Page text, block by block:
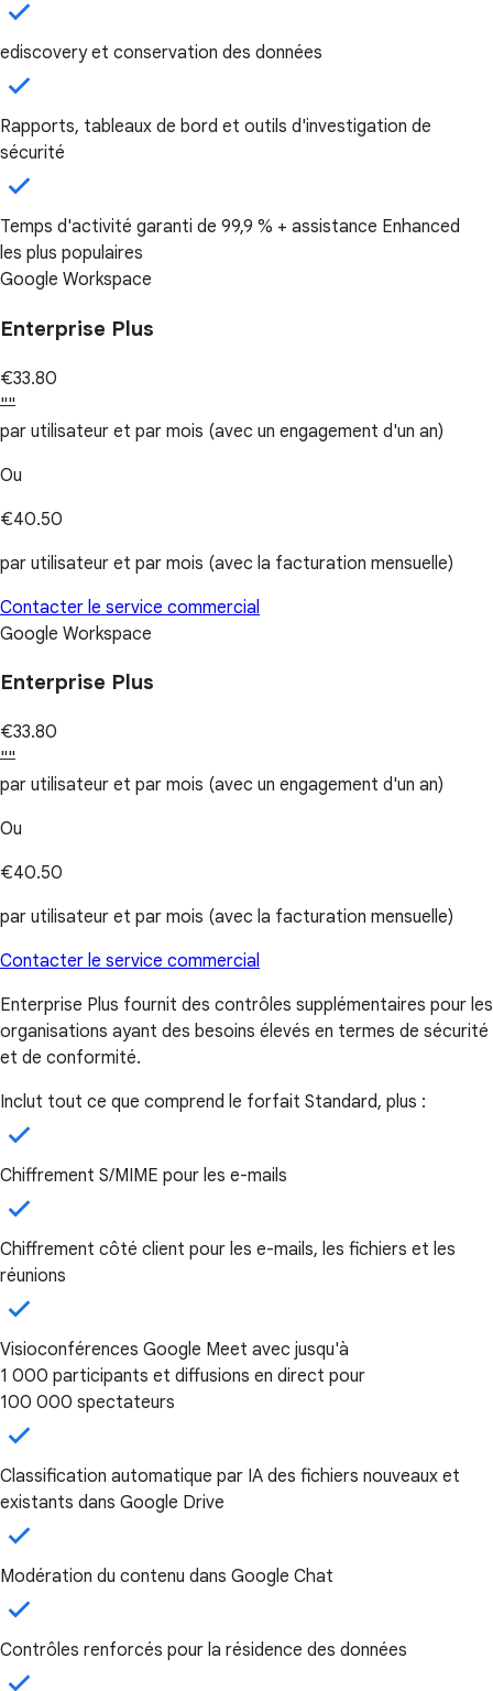
ediscovery et conservation des données
Rapports, tableaux de bord et outils d'investigation de
sécurité
Temps d'activité garanti de 99,9 % + assistance Enhanced
les plus populaires
Google Workspace
Enterprise Plus
€33.80
""
par utilisateur et par mois (avec un engagement d'un an)
Ou
€40.50
par utilisateur et par mois (avec la facturation mensuelle)
Contacter le service commercial
Google Workspace
Enterprise Plus
€33.80
""
par utilisateur et par mois (avec un engagement d'un an)
Ou
€40.50
par utilisateur et par mois (avec la facturation mensuelle)
Contacter le service commercial
Enterprise Plus fournit des contrôles supplémentaires pour les
organisations ayant des besoins élevés en termes de sécurité
et de conformité.
Inclut tout ce que comprend le forfait Standard, plus :
Chiffrement S/MIME pour les e-mails
Chiffrement côté client pour les e-mails, les fichiers et les
réunions
Visioconférences Google Meet avec jusqu'à
1 000 participants et diffusions en direct pour
100 000 spectateurs
Classification automatique par IA des fichiers nouveaux et
existants dans Google Drive
Modération du contenu dans Google Chat
Contrôles renforcés pour la résidence des données